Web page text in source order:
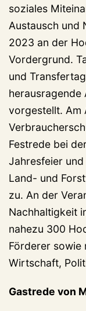
soziales
Austausch und
2023 an der
Vordergrund.
und
vorgestellt. Am
Festrede bei
Jahresfeier
Land- und
zu. An der
Nachhaltigkeit
nahezu 300
Förderer sowie
Wirtschaft,
Gastrede von